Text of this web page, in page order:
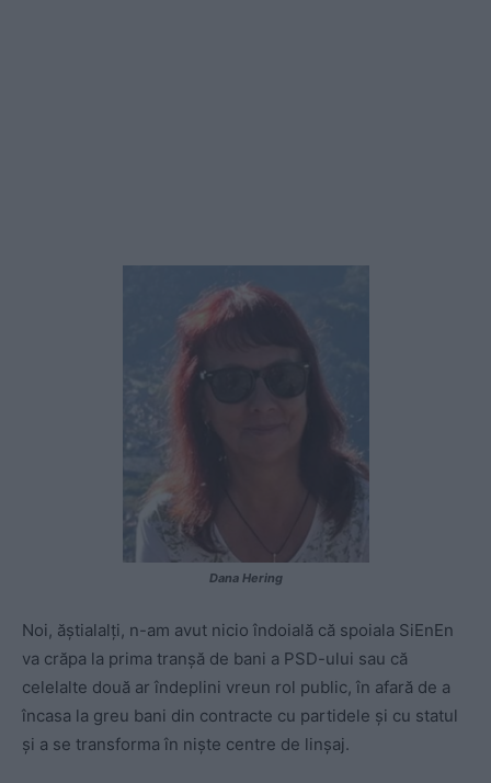
Dana Hering
Noi, ăștialalți, n-am avut nicio îndoială că spoiala SiEnEn
va crăpa la prima tranșă de bani a PSD-ului sau că
celelalte două ar îndeplini vreun rol public, în afară de a
încasa la greu bani din contracte cu partidele și cu statul
și a se transforma în niște centre de linșaj.